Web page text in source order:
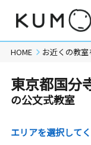
HOME お近くの教室
東京都国分
の公文式教室
エリアを選択してく